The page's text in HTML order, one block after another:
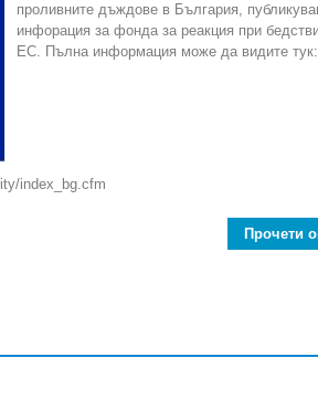
проливните дъждове в България,
инфорация за фонда за реакция при
ЕС. Пълна информация може да видите тук:
index_bg.cfm
Прочети